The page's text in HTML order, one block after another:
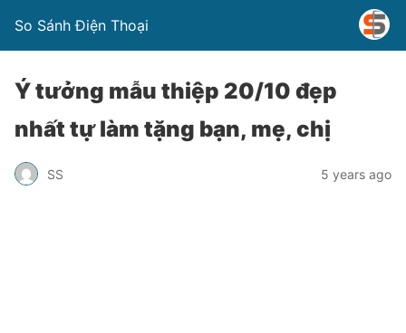
So Sánh Điện Thoại
Ý tưởng mẫu thiệp 20/10 đẹp
nhất tự làm tặng bạn, mẹ, chị
SS 5 years ago